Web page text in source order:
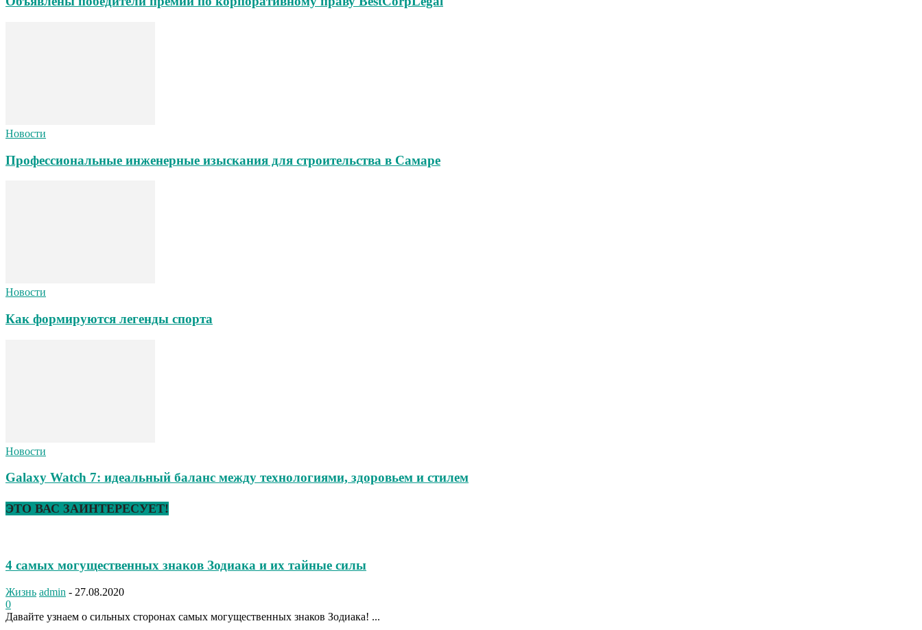
Новости
Профессиональные инженерные изыскания для строительства в Самаре
Новости
Как формируются легенды спорта
Новости
Galaxy Watch 7: идеальный баланс между технологиями, здоровьем и стилем
ЭТО ВАС ЗАИНТЕРЕСУЕТ!
4 самых могущественных знаков Зодиака и их тайные силы
Жизнь admin - 27.08.2020
0
Давайте узнаем о сильных сторонах самых могущественных знаков Зодиака! ...